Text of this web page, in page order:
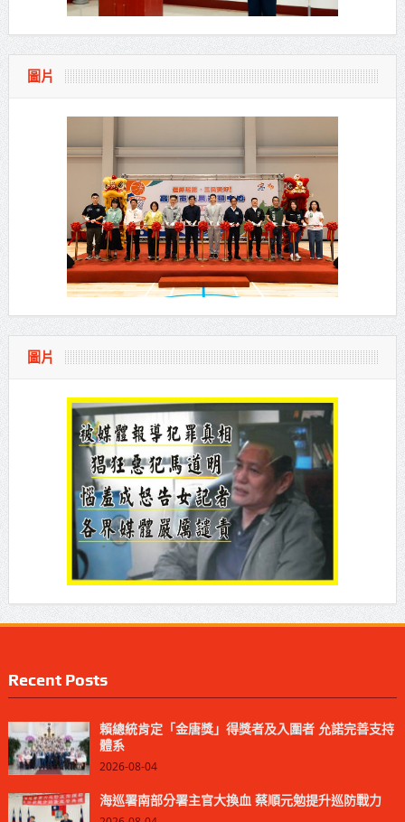
圖片
圖片
Recent Posts
賴總統肯定「金唐獎」得獎者及入圍者 允諾完善支持
體系
2026-08-04
海巡署南部分署主官大換血 蔡順元勉提升巡防戰力